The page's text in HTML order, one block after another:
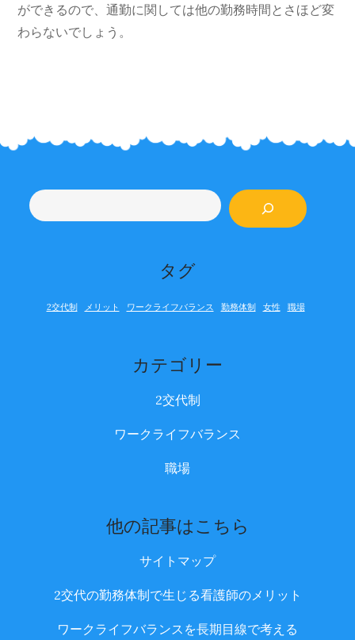
ができるので、通勤に関しては他の勤務時間とさほど変
わらないでしょう。
索
タグ
2交代制 メリット ワークライフバランス 勤務体制 女性 職場
カテゴリー
2交代制
ワークライフバランス
職場
他の記事はこちら
サイトマップ
2交代の勤務体制で生じる看護師のメリット
ワークライフバランスを長期目線で考える